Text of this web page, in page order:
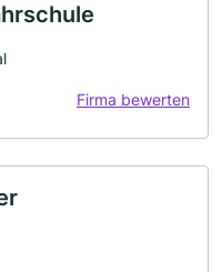
Firma bewerten